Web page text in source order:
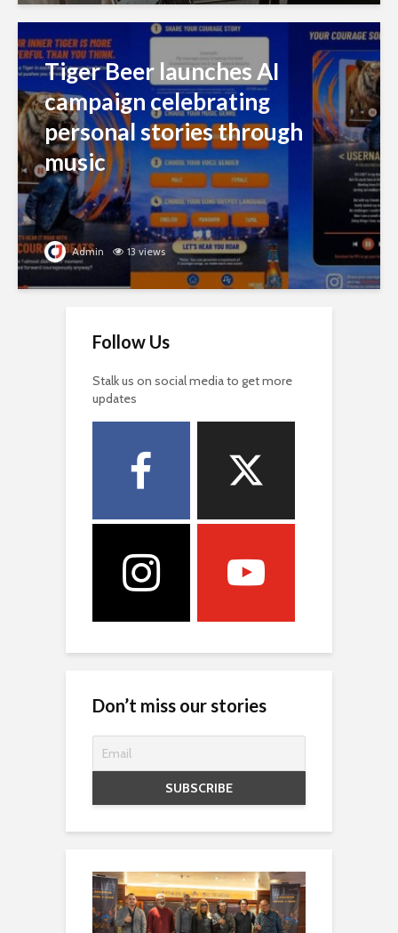
Tiger Beer launches AI
campaign celebrating
personal stories through
music
Admin 13 views
Follow Us
Stalk us on social media to get more
updates
Don’t miss our stories